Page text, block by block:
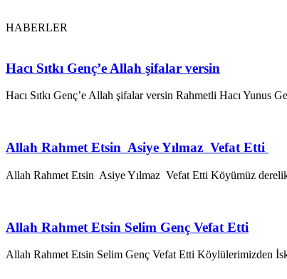
HABERLER
Hacı Sıtkı Genç’e Allah şifalar versin
Hacı Sıtkı Genç’e Allah şifalar versin Rahmetli Hacı Yunus
Allah Rahmet Etsin Asiye Yılmaz Vefat Etti
Allah Rahmet Etsin Asiye Yılmaz Vefat Etti Köyümüz
Allah Rahmet Etsin Selim Genç Vefat Etti
Allah Rahmet Etsin Selim Genç Vefat Etti Köylülerimizden